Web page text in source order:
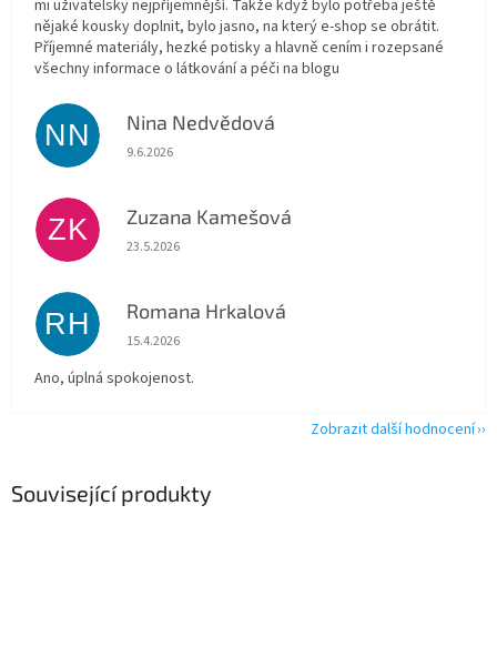
Související produkty
mi uživatelsky nejpříjemnější. Takže když bylo potřeba ještě
nějaké kousky doplnit, bylo jasno, na který e-shop se obrátit.
Příjemné materiály, hezké potisky a hlavně cením i rozepsané
všechny informace o látkování a péči na blogu
NN Nina Nedvědová
Hodnocení obchodu je 5 z 5 hvězdiček.
9.6.2026
ZK Zuzana Kamešová
Hodnocení obchodu je 5 z 5 hvězdiček.
23.5.2026
RH Romana Hrkalová
Hodnocení obchodu je 5 z 5 hvězdiček.
15.4.2026
Ano, úplná spokojenost.
Zobrazit další hodnocení